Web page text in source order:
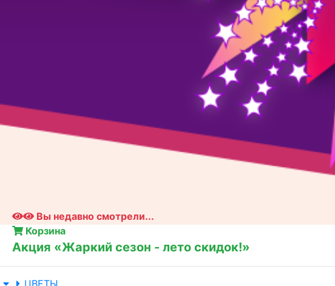
Вы недавно смотрели...
Корзина
Акция «Жаркий сезон - лето скидок!»
ЦВЕТЫ